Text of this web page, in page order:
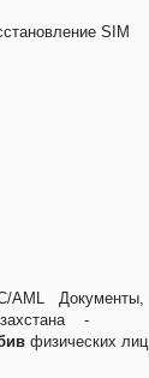
SIM
Документы,
-
физических лиц